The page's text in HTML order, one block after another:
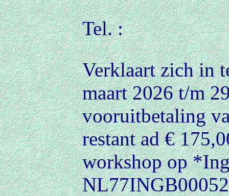
Tel. :
Verklaart zich in
maart 2026 t/m
vooruitbetaling
restant ad €
workshop op